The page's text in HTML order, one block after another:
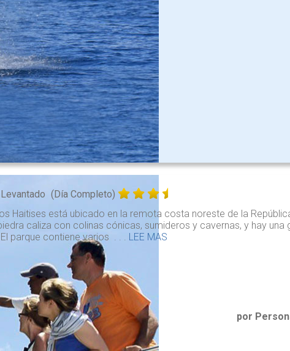
(Día Completo)
Haitises está ubicado en la remota costa noreste de la
caliza con colinas cónicas, sumideros y cavernas, y hay una
parque contiene varios . . . LEE MAS
por